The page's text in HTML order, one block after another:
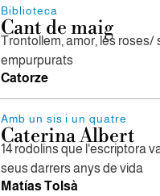
Biblioteca
Cant de maig
Trontollem, amor, les roses/
empurpurats
Catorze
Amb un sis i un quatre
Caterina Albert
14 rodolins que l'escriptora
seus darrers anys de vida
Matías Tolsà